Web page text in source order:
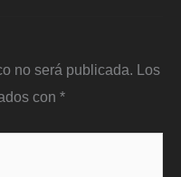
no será publicada. Los
con *